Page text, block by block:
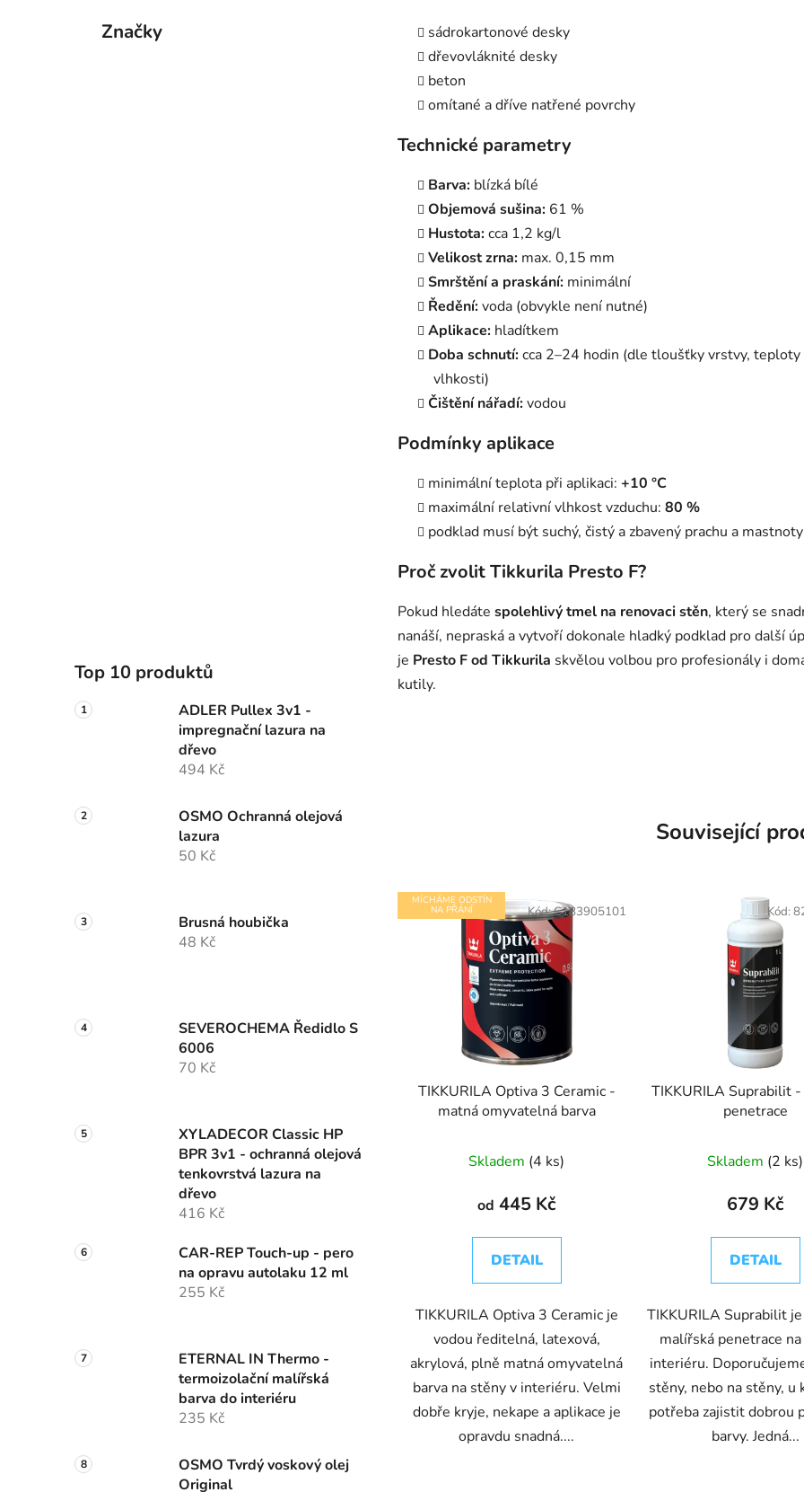
Značky
Top 10 produktů
ADLER Pullex 3v1 -
impregnační lazura na
dřevo
494 Kč
OSMO Ochranná olejová
lazura
50 Kč
Brusná houbička
48 Kč
SEVEROCHEMA Ředidlo S
6006
70 Kč
XYLADECOR Classic HP
BPR 3v1 - ochranná olejová
tenkovrstvá lazura na
dřevo
416 Kč
CAR-REP Touch-up - pero
na opravu autolaku 12 ml
255 Kč
ETERNAL IN Thermo -
termoizolační malířská
barva do interiéru
235 Kč
OSMO Tvrdý voskový olej
Original
sádrokartonové desky
dřevovláknité desky
beton
omítané a dříve natřené povrchy
Technické parametry
Barva: blízká bílé
Objemová sušina: 61 %
Hustota:cca 1,2 kg/l
Velikost zrna: max. 0,15 mm
Smrštění a praskání: minimální
Ředění:voda (obvykle není nutné)
Aplikace: hladítkem
Doba schnutí:cca 2–24 hodin (dle tloušťky vrstvy, teploty
vlhkosti)
Čištění nářadí:vodou
Podmínky aplikace
minimální teplota při aplikaci: +10 °C
maximální relativní vlhkost vzduchu: 80 %
podklad musí být suchý, čistý a zbavený prachu a mastnoty
Proč zvolit Tikkurila Presto F?
Pokud hledáte spolehlivý tmel na renovaci stěn, který se
nanáší, nepraská a vytvoří dokonale hladký podklad pro další
je Presto F od Tikkurila skvělou volbou pro profesionály i
kutily.
Související
MÍCHÁME ODSTÍN
NA PŘÁNÍ
TIKKURILA Optiva 3 Ceramic -
matná omyvatelná barva
Skladem (4 ks)
od 445 Kč
DETAIL
TIKKURILA Optiva 3 Ceramic je
vodou ředitelná, latexová,
akrylová, plně matná omyvatelná
barva na stěny v interiéru. Velmi
dobře kryje, nekape a aplikace je
opravdu snadná....
Kód:C183905101
TIKKURILA Suprabilit
penetrace
Skladem (2 ks)
679 Kč
DETAIL
TIKKURILA Suprabilit
malířská penetrace
interiéru.
stěny, nebo na stěny, u
potřeba zajistit dobrou
barvy. Jedná...
Kód: